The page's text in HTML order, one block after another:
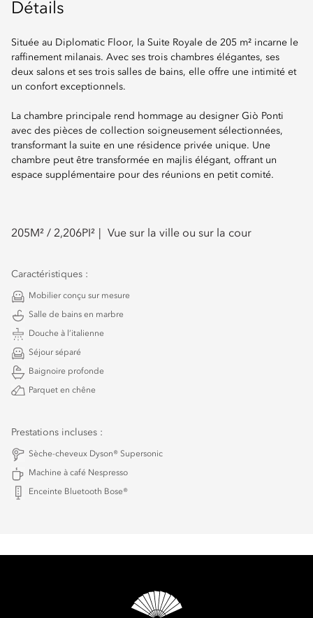
Détails
Située au Diplomatic Floor, la Suite Royale de 205 m² incarne le
raffinement milanais. Avec ses trois chambres élégantes, ses
deux salons et ses trois salles de bains, elle offre une intimité et
un confort exceptionnels.
La chambre principale rend hommage au designer Giò Ponti
avec des pièces de collection soigneusement sélectionnées,
transformant la suite en une résidence privée unique. Une
chambre peut être transformée en majlis élégant, offrant un
espace supplémentaire pour des réunions en petit comité.
205M² / 2,206PI² Vue sur la ville ou sur la cour
Caractéristiques :
Mobilier conçu sur mesure
Salle de bains en marbre
Douche à l’italienne
Séjour séparé
Baignoire profonde
Parquet en chêne
Prestations incluses :
Sèche-cheveux Dyson® Supersonic
Machine à café Nespresso
Enceinte Bluetooth Bose®